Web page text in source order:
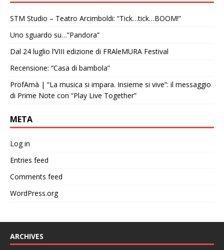
STM Studio – Teatro Arcimboldi: “Tick…tick…BOOM!”
Uno sguardo su…”Pandora”
Dal 24 luglio l’VIII edizione di FRAleMURA Festival
Recensione: “Casa di bambola”
ProfAmà | “La musica si impara. Insieme si vive”: il messaggio
di Prime Note con “Play Live Together”
META
Log in
Entries feed
Comments feed
WordPress.org
ARCHIVES